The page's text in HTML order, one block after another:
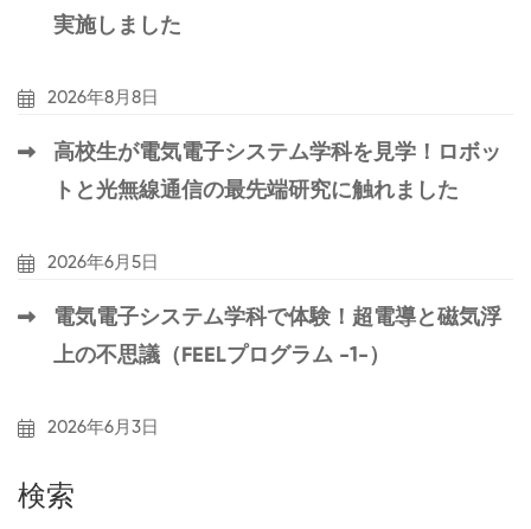
実施しました
2026年8月8日
高校生が電気電子システム学科を見学！ロボッ
トと光無線通信の最先端研究に触れました
2026年6月5日
電気電子システム学科で体験！超電導と磁気浮
上の不思議（FEELプログラム -1-）
2026年6月3日
検索